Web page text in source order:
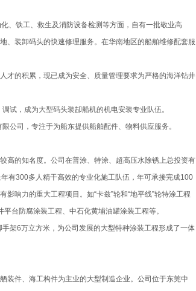
、铁工、救生及消防设备检测等方面，自有一批敬业高
、装卸码头的快速修理服务。在华南地区的船舶维修配套服
才的积累，现已成为安全、质量管理要求为严格的海洋钻井
试，成为大型码头装缷船机的机电安装专业队伍。
公司，专注于为船东提供船舶配件、物料供应服务。
高的知名度。公司在普涂、特涂、超高压水除锈上总投资有
有300多人精干高效的专业化施工队伍，年可承接完成100
响力的重大工程项目。如“卡兹”轮和“地平线”轮特涂工程
台防腐涂装工程、中石化黄埔油罐涂装工程等。
架6万立方米，为公司发展的大型特种涂装工程形成了一体
装件、海工构件为主业的大型制造企业。公司位于东莞中